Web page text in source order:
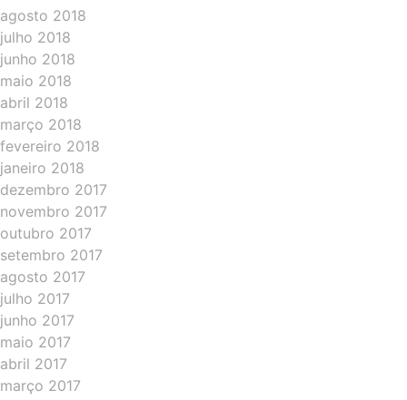
agosto 2018
julho 2018
junho 2018
maio 2018
abril 2018
março 2018
fevereiro 2018
janeiro 2018
dezembro 2017
novembro 2017
outubro 2017
setembro 2017
agosto 2017
julho 2017
junho 2017
maio 2017
abril 2017
março 2017